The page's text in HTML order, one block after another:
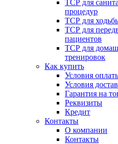
ТСР для
процедур
ТСР для
ТСР для
пациентов
ТСР для
тренировок
Как купить
Условия
Условия
Гарантия на
Реквизиты
Кредит
Контакты
О компании
Контакты